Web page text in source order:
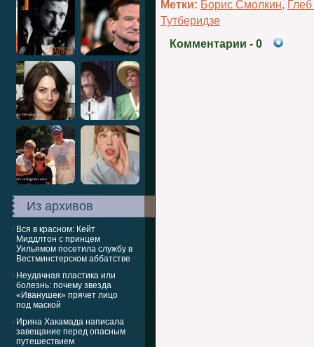
Из архивов
Вся в красном: Кейт
Миддлтон с принцем
Уильямом посетила службу в
Вестминстерском аббатстве
Неудачная пластика или
болезнь: почему звезда
«Иванушек» прячет лицо
под маской
Ирина Хакамада написала
завещание перед опасным
путешествием
Метки: Борис Смолкин,
Тутберидзе
Комментарии - 0